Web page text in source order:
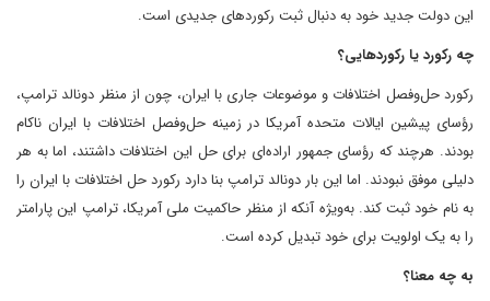
این دولت جدید خود به دنبال ثبت رکوردهای جدیدی است.
چه رکورد یا رکوردهایی؟
رکورد حل‌وفصل اختلافات و موضوعات جاری با ایران، چون از منظر دونالد ترامپ،
رؤسای پیشین ایالات متحده آمریکا در زمینه حل‌وفصل اختلافات با ایران ناکام
بودند. هرچند که رؤسای جمهور اراده‌ای برای حل این اختلافات داشتند، اما به هر
دلیلی موفق نبودند. اما این بار دونالد ترامپ بنا دارد رکورد حل اختلافات با ایران را
به نام خود ثبت کند. به‌ویژه آنکه از منظر حاکمیت ملی آمریکا، ترامپ این پارامتر
را به یک اولویت برای خود تبدیل کرده است.
به چه معنا؟